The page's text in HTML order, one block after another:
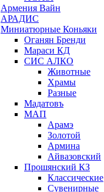
Армения Вайн
АРАДИС
Миниатюрные Коньяки
Оганян Бренди
Мараси КД
СИС АЛКО
Животные
Храмы
Разные
Мадатовъ
МАП
Арамэ
Золотой
Армина
Айвазовский
Прошянский КЗ
Классические
Сувенирные